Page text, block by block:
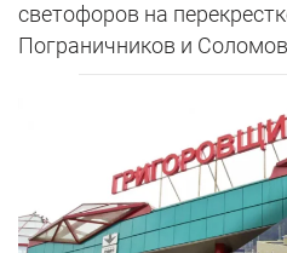
светофоров на
Пограничников и